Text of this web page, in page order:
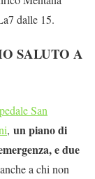
dalle 15.
SALUTO A
San
, un piano di
e due
a chi non